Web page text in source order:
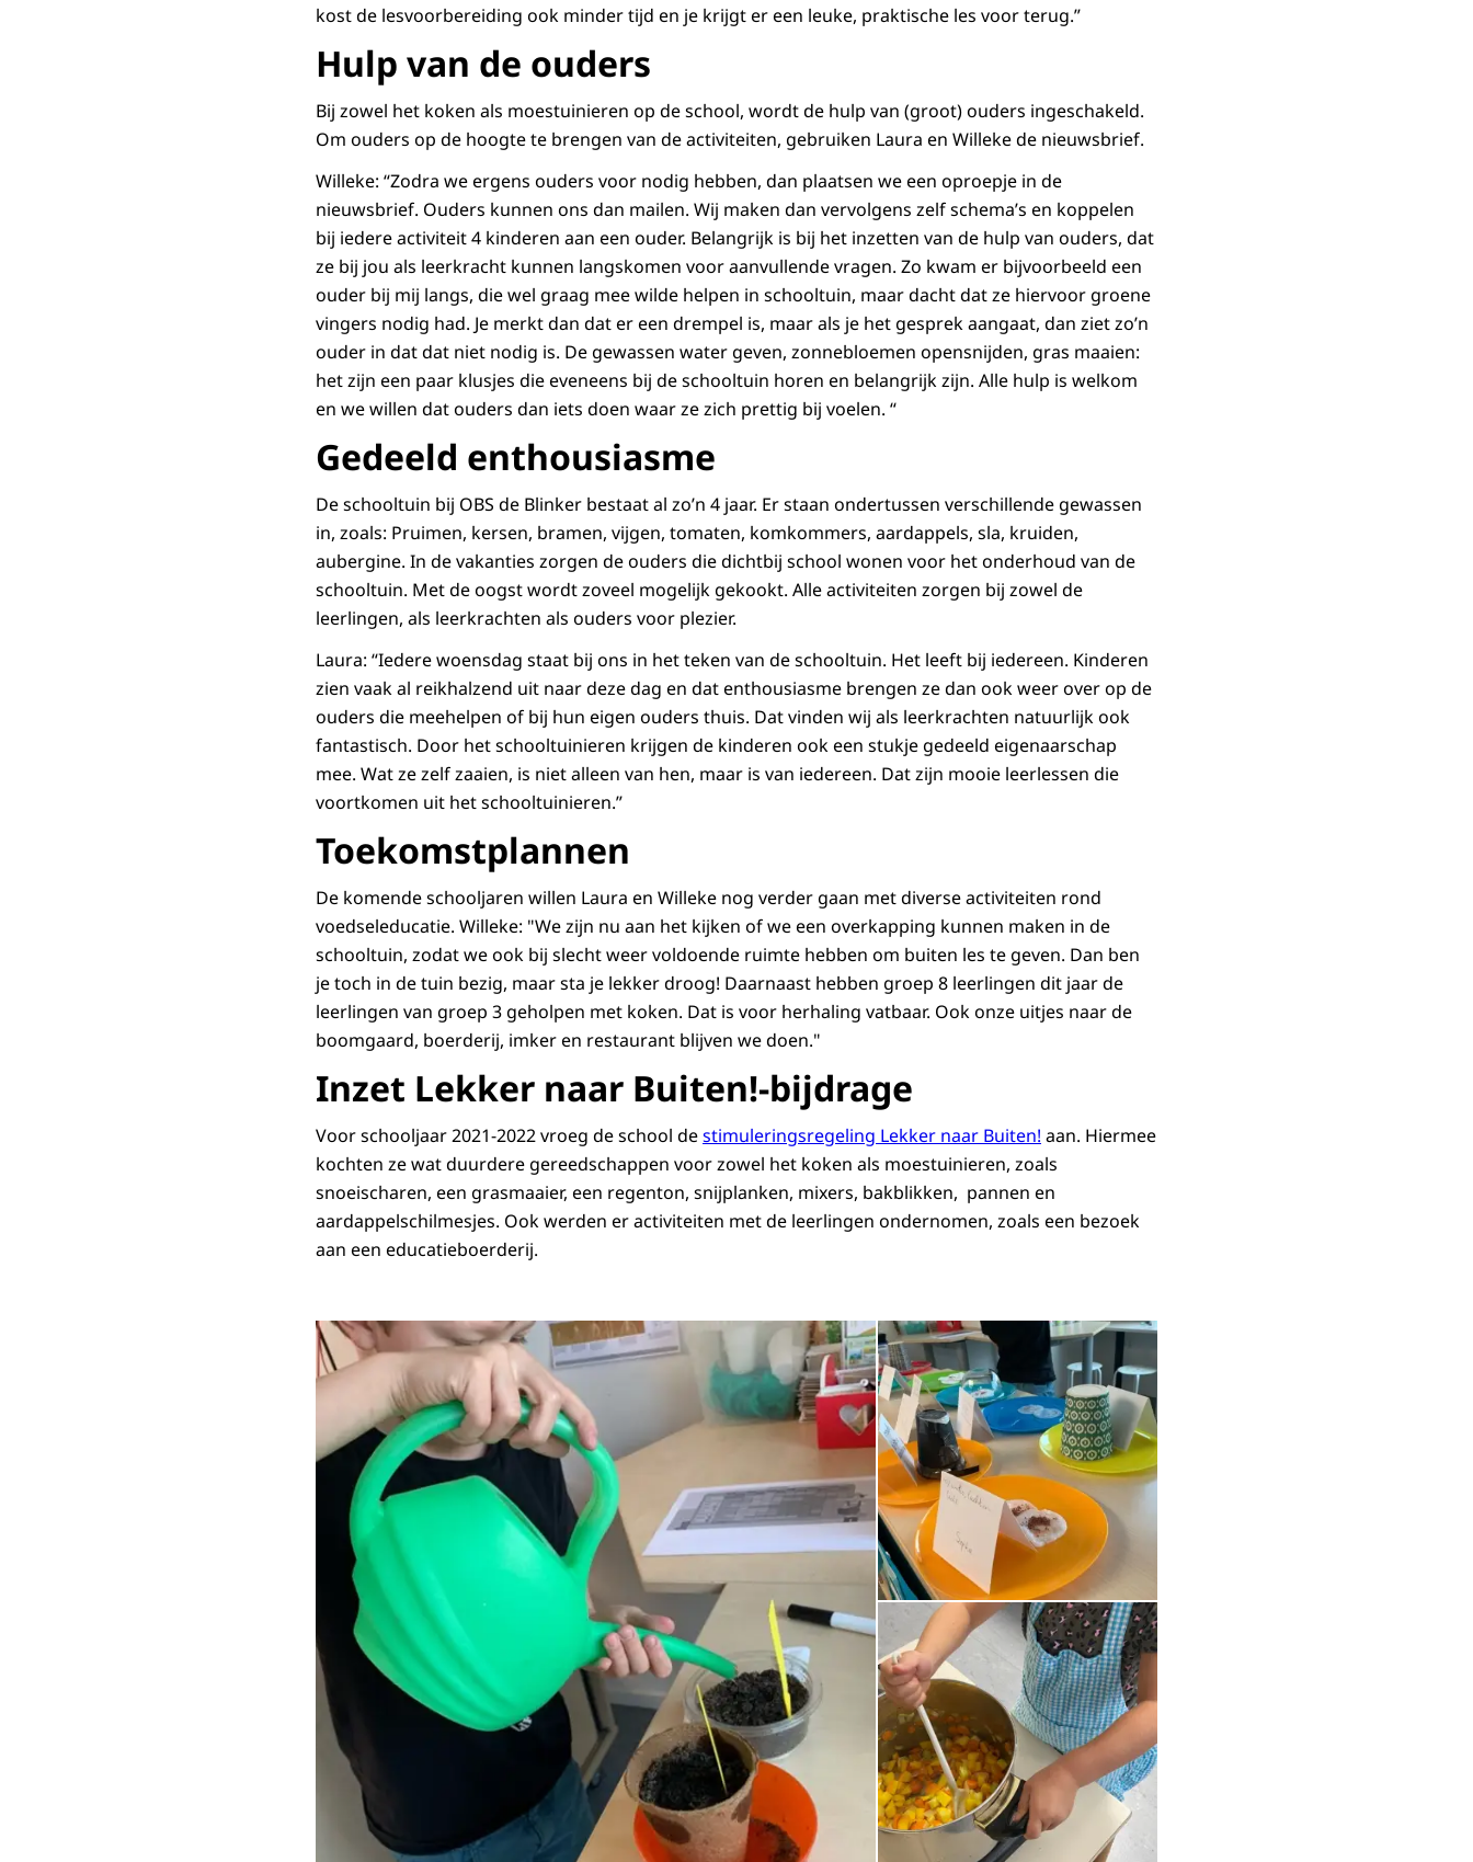
kost de lesvoorbereiding ook minder tijd en je krijgt er een leuke, praktische les voor terug.”
Hulp van de ouders
Bij zowel het koken als moestuinieren op de school, wordt de hulp van (groot) ouders ingeschakeld.
Om ouders op de hoogte te brengen van de activiteiten, gebruiken Laura en Willeke de nieuwsbrief.
Willeke: “Zodra we ergens ouders voor nodig hebben, dan plaatsen we een oproepje in de
nieuwsbrief. Ouders kunnen ons dan mailen. Wij maken dan vervolgens zelf schema’s en koppelen
bij iedere activiteit 4 kinderen aan een ouder. Belangrijk is bij het inzetten van de hulp van ouders, dat
ze bij jou als leerkracht kunnen langskomen voor aanvullende vragen. Zo kwam er bijvoorbeeld een
ouder bij mij langs, die wel graag mee wilde helpen in schooltuin, maar dacht dat ze hiervoor groene
vingers nodig had. Je merkt dan dat er een drempel is, maar als je het gesprek aangaat, dan ziet zo’n
ouder in dat dat niet nodig is. De gewassen water geven, zonnebloemen opensnijden, gras maaien:
het zijn een paar klusjes die eveneens bij de schooltuin horen en belangrijk zijn. Alle hulp is welkom
en we willen dat ouders dan iets doen waar ze zich prettig bij voelen. “
Gedeeld enthousiasme
De schooltuin bij OBS de Blinker bestaat al zo’n 4 jaar. Er staan ondertussen verschillende gewassen
in, zoals: Pruimen, kersen, bramen, vijgen, tomaten, komkommers, aardappels, sla, kruiden,
aubergine. In de vakanties zorgen de ouders die dichtbij school wonen voor het onderhoud van de
schooltuin. Met de oogst wordt zoveel mogelijk gekookt. Alle activiteiten zorgen bij zowel de
leerlingen, als leerkrachten als ouders voor plezier.
Laura: “Iedere woensdag staat bij ons in het teken van de schooltuin. Het leeft bij iedereen. Kinderen
zien vaak al reikhalzend uit naar deze dag en dat enthousiasme brengen ze dan ook weer over op de
ouders die meehelpen of bij hun eigen ouders thuis. Dat vinden wij als leerkrachten natuurlijk ook
fantastisch. Door het schooltuinieren krijgen de kinderen ook een stukje gedeeld eigenaarschap
mee. Wat ze zelf zaaien, is niet alleen van hen, maar is van iedereen. Dat zijn mooie leerlessen die
voortkomen uit het schooltuinieren.”
Toekomstplannen
De komende schooljaren willen Laura en Willeke nog verder gaan met diverse activiteiten rond
voedseleducatie. Willeke: "We zijn nu aan het kijken of we een overkapping kunnen maken in de
schooltuin, zodat we ook bij slecht weer voldoende ruimte hebben om buiten les te geven. Dan ben
je toch in de tuin bezig, maar sta je lekker droog! Daarnaast hebben groep 8 leerlingen dit jaar de
leerlingen van groep 3 geholpen met koken. Dat is voor herhaling vatbaar. Ook onze uitjes naar de
boomgaard, boerderij, imker en restaurant blijven we doen."
Inzet Lekker naar Buiten!-bijdrage
Voor schooljaar 2021-2022 vroeg de school destimuleringsregeling Lekker naar Buiten! aan. Hiermee
kochten ze wat duurdere gereedschappen voor zowel het koken als moestuinieren, zoals
snoeischaren, een grasmaaier, een regenton, snijplanken, mixers, bakblikken, pannen en
aardappelschilmesjes. Ook werden er activiteiten met de leerlingen ondernomen, zoals een bezoek
aan een educatieboerderij.
Open de galerij in vergrote weergave Open de galerij in vergrote weergave
Open de galerij in vergrote weergave